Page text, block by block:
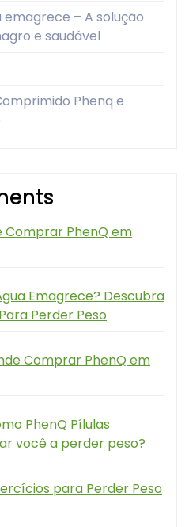
– A solução
e saudável
Phenq e
Comprar PhenQ em
Emagrece? Descubra
Perder Peso
Comprar PhenQ em
PhenQ Pílulas
você a perder peso?
para Perder Peso